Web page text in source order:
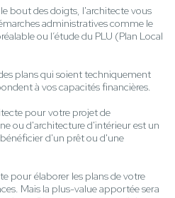
bout des doigts, l'architecte vous
administratives comme le
ou l’étude du PLU (Plan Local
plans qui soient techniquement
à vos capacités financières.
pour votre projet de
ou d'architecture d'intérieur est un
d'un prêt ou d'une
pour élaborer les plans de votre
Mais la plus-value apportée sera